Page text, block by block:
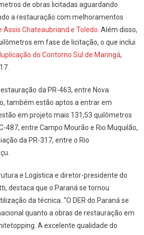
de obras licitadas aguardando
a restauração com melhoramentos
Assis Chateaubriand e Toledo . Além disso,
em fase de licitação, o que inclui
do Contorno Sul de Maringá,
da PR-463, entre Nova
também estão aptos a entrar em
em projeto mais 131,53 quilômetros
487, entre Campo Mourão e Rio Muquilão,
da PR-317, entre o Rio
e Logística e diretor-presidente do
destaca que o Paraná se tornou
da técnica. “O DER do Paraná se
quanto a obras de restauração em
A excelente qualidade do